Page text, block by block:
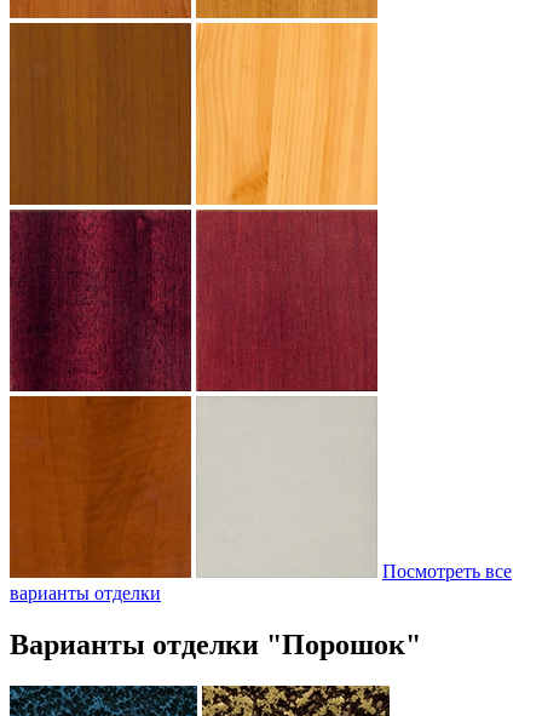
Посмотреть все
варианты отделки
Варианты отделки "Порошок"